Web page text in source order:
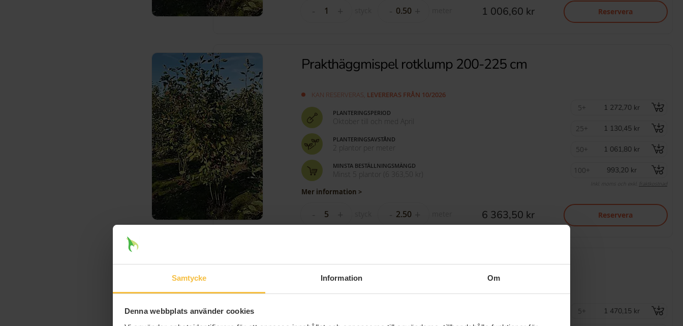
Samtycke Information Om
Denna webbplats använder cookies
- + - + 1 006,60 kr Reservera
Prakthäggmispel rotklump 200-225 cm
KAN RESERVERAS, LEVERERAS FRÅN 10/2026
PLANTERINGSPERIOD
Oktober till och med April
PLANTERINGSAVSTÅND
2 plantor per meter
MINSTA BESTÄLLNINGSMÄNGD
Minst 5 plantor 6 363,50 kr
5+ 1 272,70 kr
25+ 1 130,45 kr
50+ 1 061,80 kr
100+ 993,20 kr
Inkl. moms och exkl. fraktkostnad
Mer information >
- + - + 6 363,50 kr Reservera
Prakthäggmispel rotklump 225-250 cm
5+ 1 470,15 kr